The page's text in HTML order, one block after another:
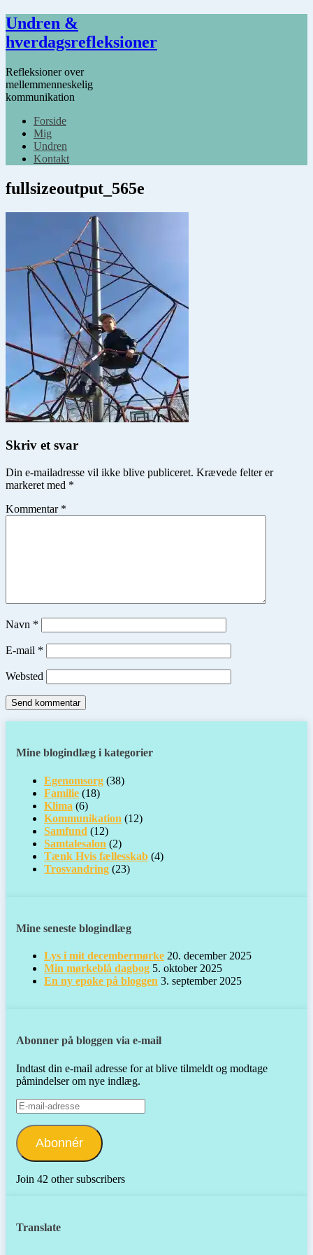
Undren &
hverdagsrefleksioner
Refleksioner over
mellemmenneskelig
kommunikation
Forside
Mig
Undren
Kontakt
fullsizeoutput_565e
Skriv et svar
Din e-mailadresse vil ikke blive publiceret. Krævede felter er
markeret med *
Kommentar *
Navn *
E-mail *
Websted
Mine blogindlæg i kategorier
Egenomsorg (38)
Familie (18)
Klima (6)
Kommunikation (12)
Samfund (12)
Samtalesalon (2)
Tænk Hvis fællesskab (4)
Trosvandring (23)
Mine seneste blogindlæg
Lys i mit decembermørke 20. december 2025
Min mørkeblå dagbog 5. oktober 2025
En ny epoke på bloggen 3. september 2025
Abonner på bloggen via e-mail
Indtast din e-mail adresse for at blive tilmeldt og modtage
påmindelser om nye indlæg.
E-
mail-
adresse
Abonnér
Join 42 other subscribers
Translate